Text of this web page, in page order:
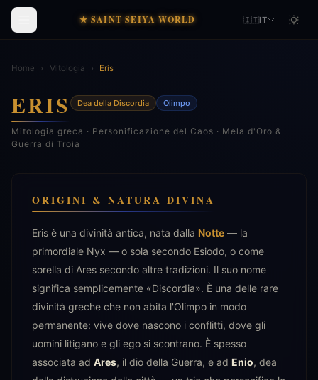
★ SAINT SEIYA WORLD 🇮🇹IT
Home › Mitologia › Eris
ERIS Dea della Discordia Olimpo
Mitologia greca · Personificazione del Caos · Mela d'Oro &
Guerra di Troia
ORIGINI & NATURA DIVINA
Eris è una divinità antica, nata dalla Notte — la
primordiale Nyx — o sola secondo Esiodo, o come
sorella di Ares secondo altre tradizioni. Il suo nome
significa semplicemente «Discordia». È una delle rare
divinità greche che non abita l'Olimpo in modo
permanente: vive dove nascono i conflitti, dove gli
uomini litigano e gli ego si scontrano. È spesso
associata ad Ares, il dio della Guerra, e ad Enio, dea